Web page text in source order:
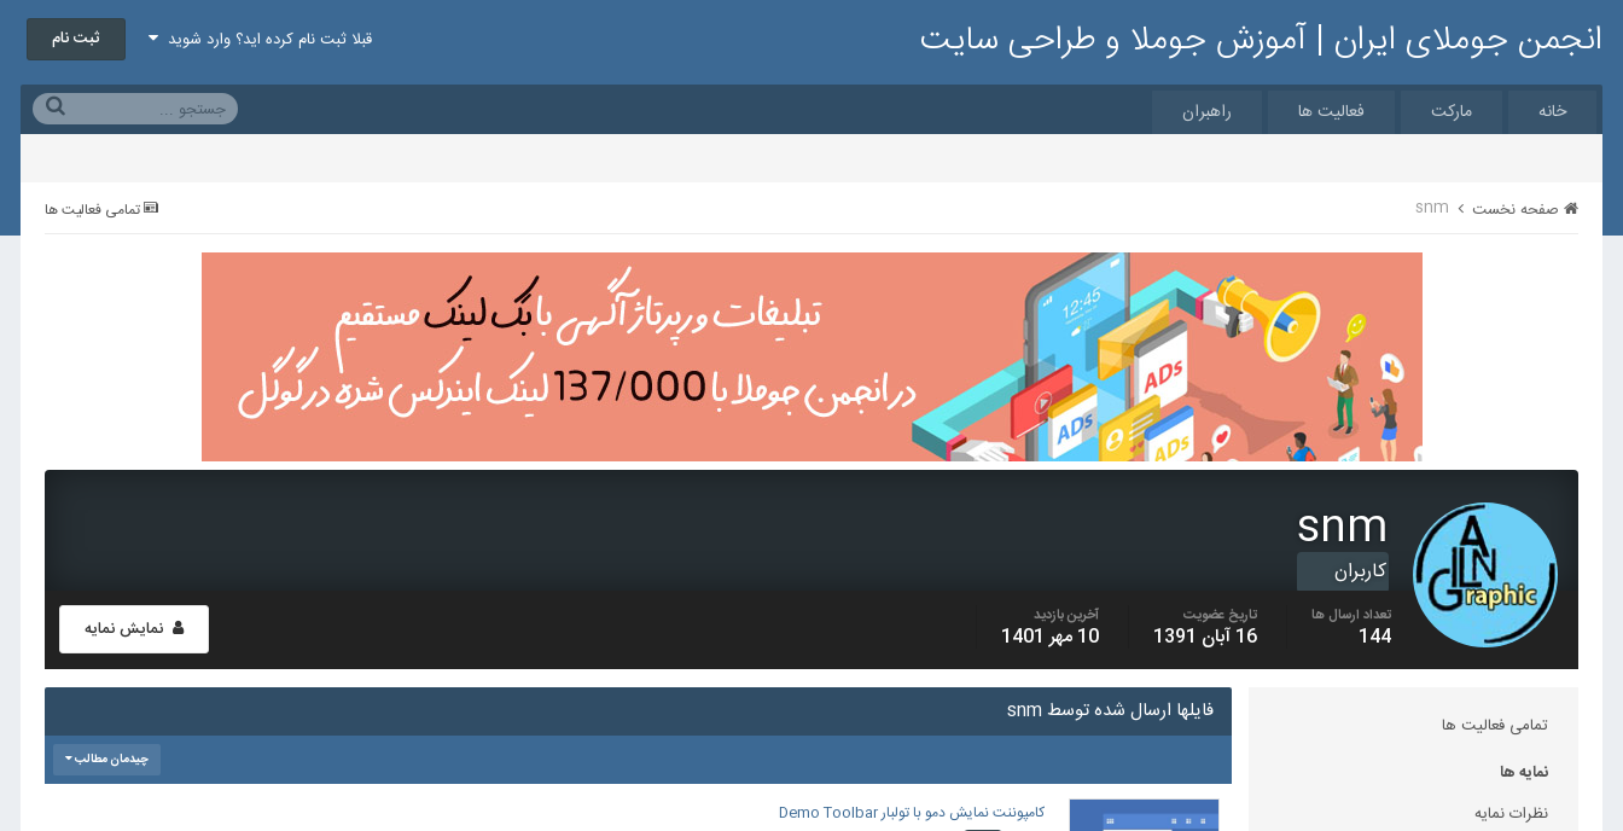
انجمن جوملای ایران | آموزش جوملا و طراحی سایت قبلا ثبت نام کرده اید؟ وارد شوید ثبت نام
خانه مارکت فعالیت ها راهبران
تمامی فعالیت ها صفحه نخست snm
snm
کاربران
نمایش نمایه تعداد ارسال ها
144
تاریخ عضویت
16 آبان 1391
آخرین بازدید
10 مهر 1401
تمامی فعالیت ها
نمایه ها
نظرات نمایه
فایلها ارسال شده توسط snm
چیدمان مطالب
کامپوننت نمایش دمو با تولبار Demo Toolbar